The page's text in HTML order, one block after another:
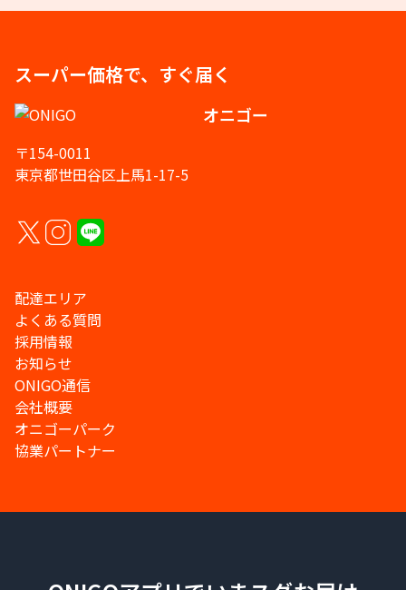
スーパー価格で、すぐ届く
オニゴー
〒154-0011
東京都世田谷区上馬1-17-5
配達エリア
よくある質問
採用情報
お知らせ
ONIGO通信
会社概要
オニゴーパーク
協業パートナー